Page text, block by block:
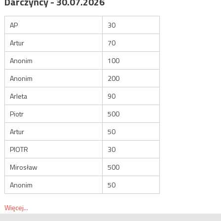
AP
30
Artur
70
Anonim
100
Anonim
200
Arleta
90
Piotr
500
Artur
50
PIOTR
30
Mirosław
500
Anonim
50
Więcej...